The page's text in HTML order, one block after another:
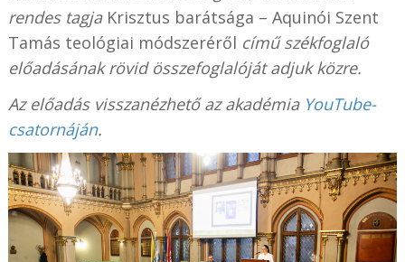
rendes tagja Krisztus barátsága – Aquinói Szent
Tamás teológiai módszeréről című székfoglaló
előadásának rövid összefoglalóját adjuk közre.
Az előadás visszanézhető az akadémia YouTube-
csatornáján.